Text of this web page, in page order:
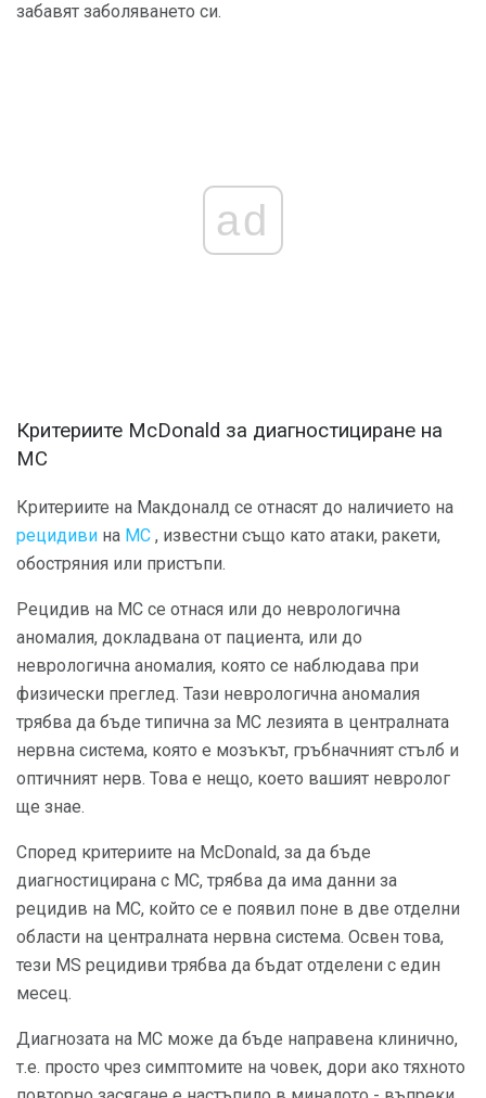
забавят заболяването си.
ad
Критериите McDonald за диагностициране на
МС
Критериите на Макдоналд се отнасят до наличието на
рецидиви на МС , известни също като атаки, ракети,
обостряния или пристъпи.
Рецидив на МС се отнася или до неврологична
аномалия, докладвана от пациента, или до
неврологична аномалия, която се наблюдава при
физически преглед. Тази неврологична аномалия
трябва да бъде типична за МС лезията в централната
нервна система, която е мозъкът, гръбначният стълб и
оптичният нерв. Това е нещо, което вашият невролог
ще знае.
Според критериите на McDonald, за да бъде
диагностицирана с МС, трябва да има данни за
рецидив на МС, който се е появил поне в две отделни
области на централната нервна система. Освен това,
тези MS рецидиви трябва да бъдат отделени с един
месец.
Диагнозата на МС може да бъде направена клинично,
т.е. просто чрез симптомите на човек, дори ако тяхното